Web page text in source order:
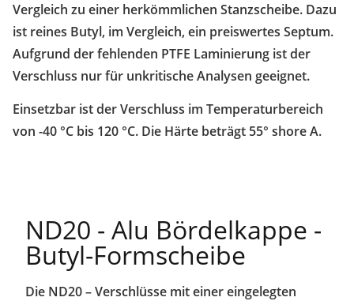
Vergleich zu einer herkömmlichen Stanzscheibe. Dazu
ist reines Butyl, im Vergleich, ein preiswertes Septum.
Aufgrund der fehlenden PTFE Laminierung ist der
Verschluss nur für unkritische Analysen geeignet.
Einsetzbar ist der Verschluss im Temperaturbereich
von -40 °C bis 120 °C. Die Härte beträgt 55° shore A.
ND20 - Alu Bördelkappe -
Butyl-Formscheibe
Die ND20 – Verschlüsse mit einer eingelegten